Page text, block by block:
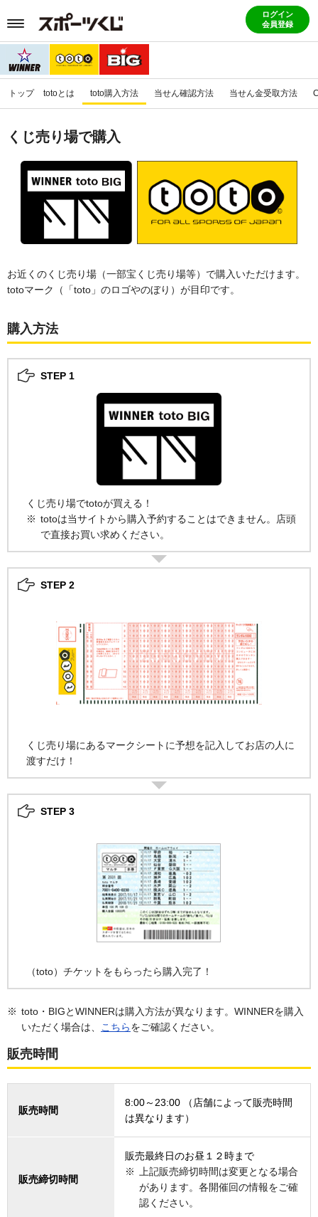
ログイン
会員登録
トップ totoとは toto購入方法 当せん確認方法 当せん金受取方法
くじ売り場で購入
お近くのくじ売り場（一部宝くじ売り場等）で購入いただけます。
totoマーク（「toto」のロゴやのぼり）が目印です。
購入方法
STEP 1
くじ売り場でtotoが買える！
totoは当サイトから購入予約することはできません。店頭
で直接お買い求めください。
STEP 2
くじ売り場にあるマークシートに予想を記入してお店の人に
渡すだけ！
STEP 3
（toto）チケットをもらったら購入完了！
toto・BIGとWINNERは購入方法が異なります。WINNERを購入
いただく場合は、 こちらをご確認ください。
販売時間
販売時間
8:00～23:00 （店舗によって販売時間
は異なります）
販売締切時間
販売最終日のお昼１２時まで
上記販売締切時間は変更となる場合
があります。各開催回の情報をご確
認ください。